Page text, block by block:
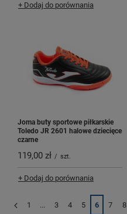
+ Dodaj do porównania
Joma buty sportowe piłkarskie
Toledo JR 2601 halowe dziecięce
czarne
119,00 zł / szt.
+ Dodaj do porównania
1 ... 3 4 5 6 7 8